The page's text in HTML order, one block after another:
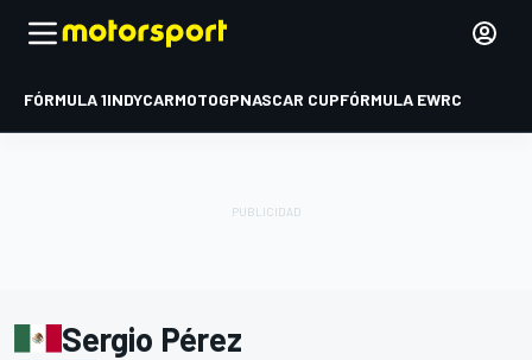
FÓRMULA 1INDYCARMOTOGPNASCAR CUPFÓRMULA EWRC
Sergio Pérez